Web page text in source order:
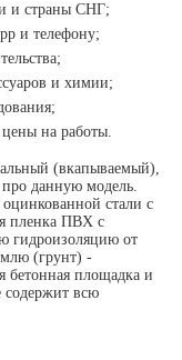
и страны СНГ;
и телефону;
и химии;
на работы.
(вкапываемый),
данную модель.
стали с
пленка ПВХ с
гидроизоляцию от
(грунт) -
бетонная площадка и
содержит всю